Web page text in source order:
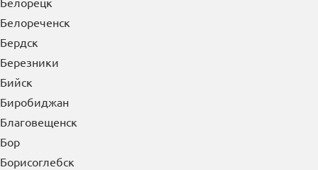
Белореченск
Бердск
Березники
Бийск
Биробиджан
Благовещенск
Бор
Борисоглебск